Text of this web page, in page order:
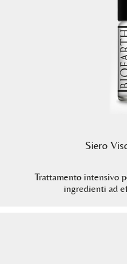
Siero
Trattamento intensivo
ingredienti ad